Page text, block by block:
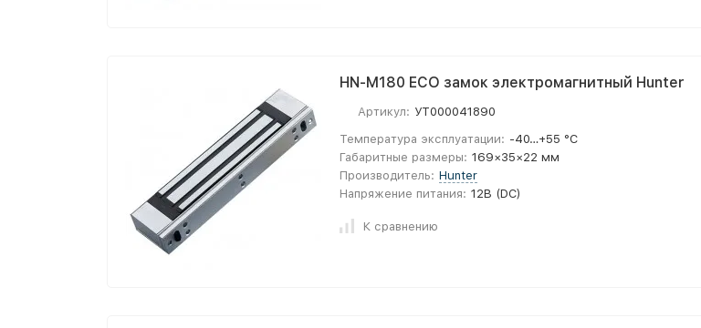
HN-M180 ECO замок электромагнитный Hunter
Артикул: УТ000041890
Температура эксплуатации: -40…+55 °С
Габаритные размеры: 169×35×22 мм
Производитель: Hunter
Напряжение питания: 12В (DC)
К сравнению